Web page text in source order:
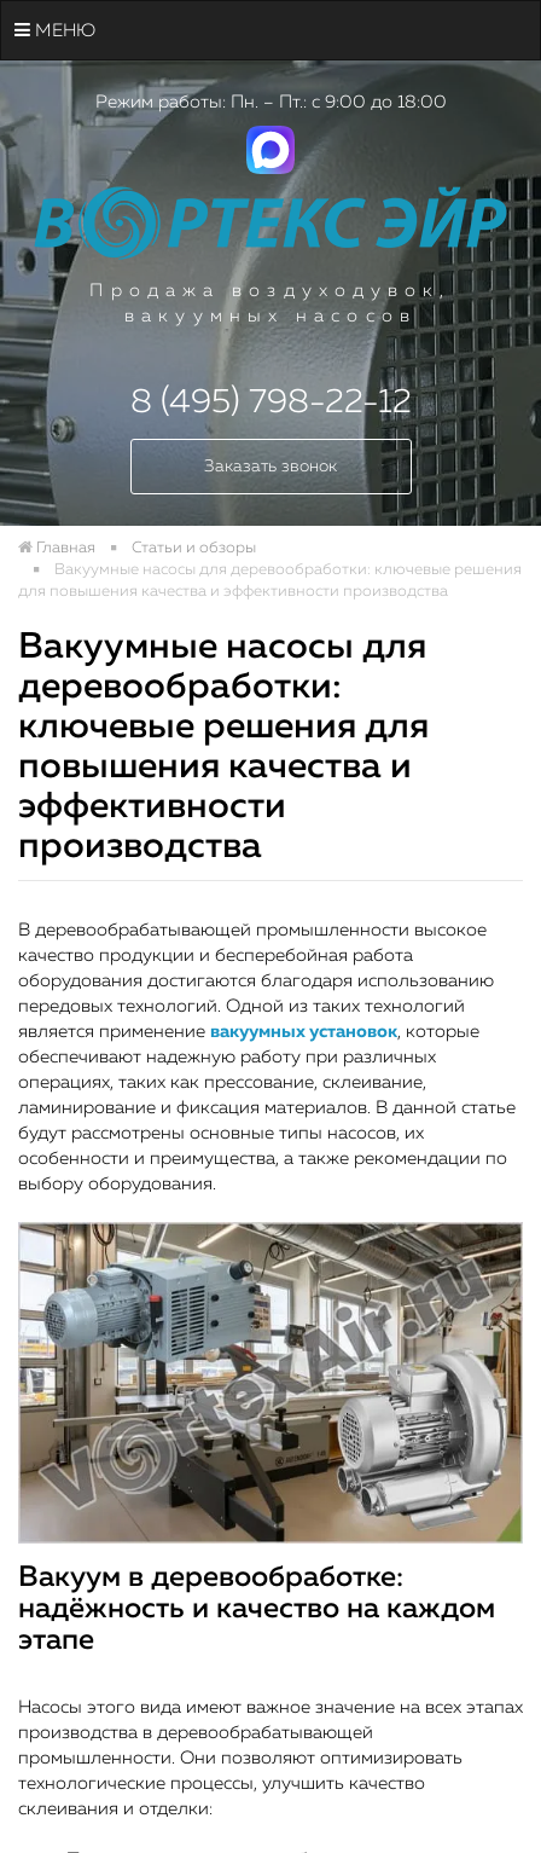
МЕНЮ
Режим работы: Пн. – Пт.: с 9:00 до 18:00
Продажа воздуходувок,
вакуумных насосов
8 (495) 798-22-12
Заказать звонок
Главная
Статьи и обзоры
Вакуумные насосы для деревообработки: ключевые решения
для повышения качества и эффективности производства
Вакуумные насосы для
деревообработки:
ключевые решения для
повышения качества и
эффективности
производства
В деревообрабатывающей промышленности высокое
качество продукции и бесперебойная работа
оборудования достигаются благодаря использованию
передовых технологий. Одной из таких технологий
является применение вакуумных установок, которые
обеспечивают надежную работу при различных
операциях, таких как прессование, склеивание,
ламинирование и фиксация материалов. В данной статье
будут рассмотрены основные типы насосов, их
особенности и преимущества, а также рекомендации по
выбору оборудования.
Вакуум в деревообработке:
надёжность и качество на каждом
этапе
Насосы этого вида имеют важное значение на всех этапах
производства в деревообрабатывающей
промышленности. Они позволяют оптимизировать
технологические процессы, улучшить качество
склеивания и отделки: